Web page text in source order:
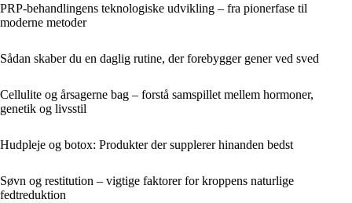
PRP-behandlingens teknologiske udvikling – fra pionerfase til
moderne metoder
Sådan skaber du en daglig rutine, der forebygger gener ved sved
Cellulite og årsagerne bag – forstå samspillet mellem hormoner,
genetik og livsstil
Hudpleje og botox: Produkter der supplerer hinanden bedst
Søvn og restitution – vigtige faktorer for kroppens naturlige
fedtreduktion